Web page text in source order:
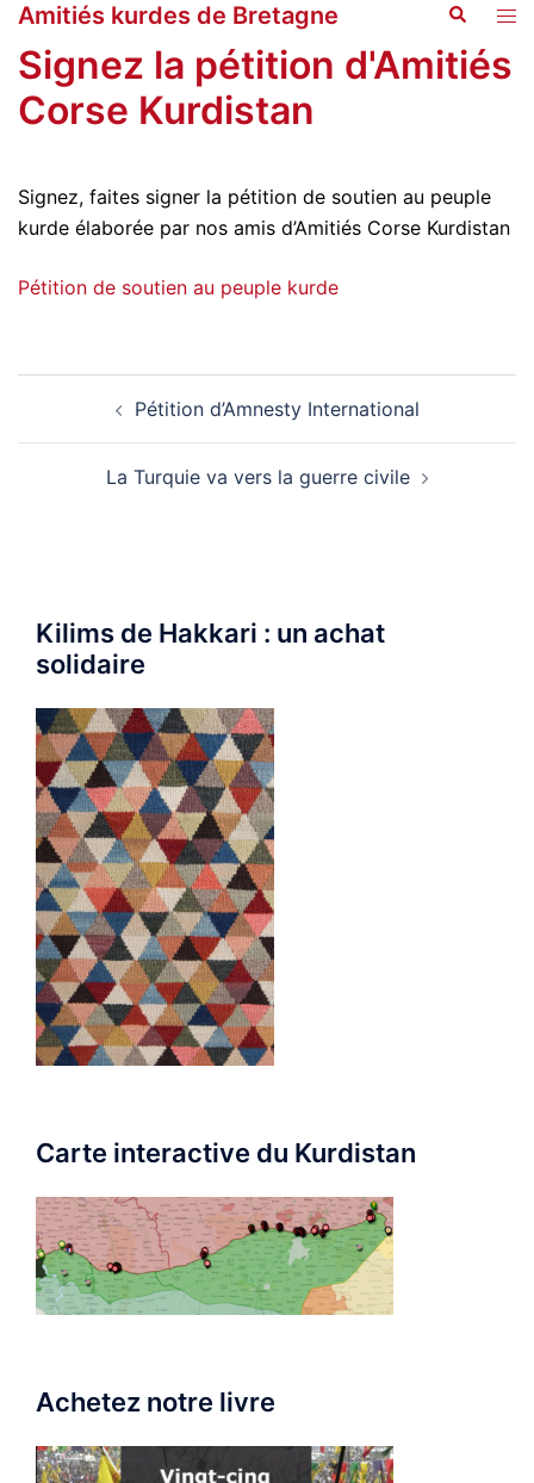
Aller
contenu
Amitiés kurdes de Bretagne
Signez la pétition d'Amitiés
Corse Kurdistan
Signez, faites signer la pétition de soutien au peuple
kurde élaborée par nos amis d’Amitiés Corse Kurdistan
Pétition de soutien au peuple kurde
d’article Pétition d’Amnesty International
La Turquie va vers la guerre civile
Kilims de Hakkari : un achat
solidaire
Carte interactive du Kurdistan
Achetez notre livre